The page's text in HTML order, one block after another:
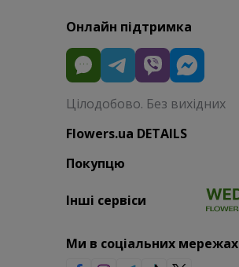
Онлайн підтримка
Цілодобово. Без вихідних
Flowers.ua DETAILS
Покупцю
Інші сервіси
Ми в соціальних мережах